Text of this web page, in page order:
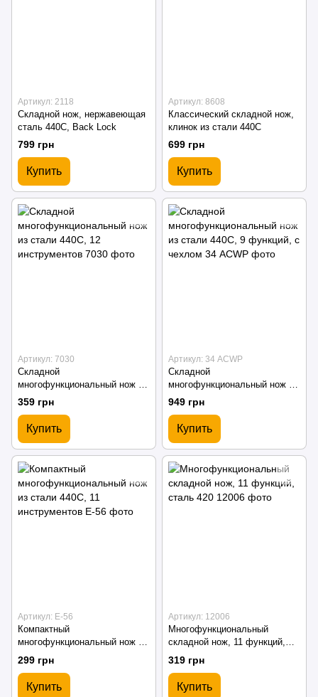
Артикул: 2118
Складной нож, нержавеющая
сталь 440C, Back Lock
799 грн
Купить
Артикул: 8608
Классический складной нож,
клинок из стали 440C
699 грн
Купить
Артикул: 7030
Складной
многофункциональный нож из
стали 440C, 12 инструментов
359 грн
Купить
Артикул: 34 ACWP
Складной
многофункциональный нож из
стали 440C, 9 функций, с
чехлом
949 грн
Купить
Артикул: E-56
Компактный
многофункциональный нож из
стали 440C, 11 инструментов
299 грн
Купить
Артикул: 12006
Многофункциональный
складной нож, 11 функций,
сталь 420
319 грн
Купить